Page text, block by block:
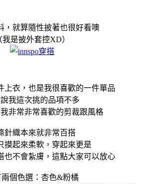
，就算隨性披著也很好看噢
我是披外套控XD）
上衣，也是我很喜歡的一件單品
我這次挑的品項不多
非常非常喜歡的剪裁跟風格
針織本來就非常百搭
摸起來柔軟，穿起來更是
也不會紮膚，這點大家可以放心
兩個色選：杏色&粉橘